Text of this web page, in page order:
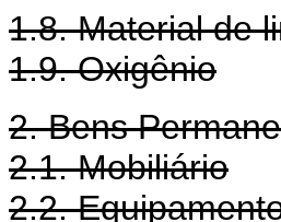
1.8. Material de
1.9. Oxigênio
2. Bens
2.1. Mobiliário
2.2.